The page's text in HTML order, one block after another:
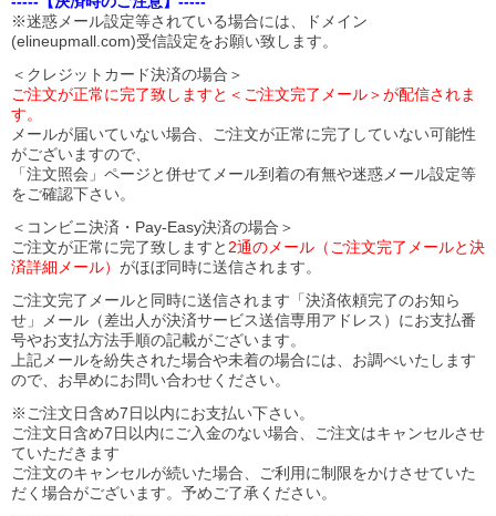
※迷惑メール設定等されている場合には、ドメイン
(elineupmall.com)受信設定をお願い致します。
＜クレジットカード決済の場合＞
ご注文が正常に完了致しますと＜ご注文完了メール＞が配信されま
す。
メールが届いていない場合、ご注文が正常に完了していない可能性
がございますので、
「注文照会」ページと併せてメール到着の有無や迷惑メール設定等
をご確認下さい。
＜コンビニ決済・Pay-Easy決済の場合＞
ご注文が正常に完了致しますと 2通のメール（ご注文完了メールと決
済詳細メール） がほぼ同時に送信されます。
ご注文完了メールと同時に送信されます「決済依頼完了のお知ら
せ」メール（差出人が決済サービス送信専用アドレス）にお支払番
号やお支払方法手順の記載がございます。
上記メールを紛失された場合や未着の場合には、お調べいたします
ので、お早めにお問い合わせください。
※ご注文日含め7日以内にお支払い下さい。
ご注文日含め7日以内にご入金のない場合、ご注文はキャンセルさせ
ていただきます
ご注文のキャンセルが続いた場合、ご利用に制限をかけさせていた
だく場合がございます。予めご了承ください。